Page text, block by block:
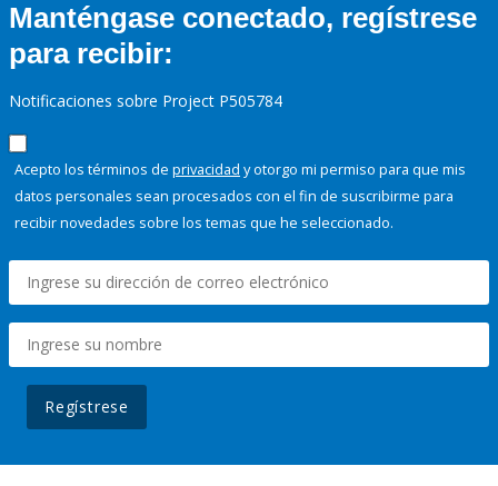
Manténgase conectado, regístrese
para recibir:
Notificaciones sobre Project P505784
Acepto los términos de privacidad y otorgo mi permiso para que mis
datos personales sean procesados con el fin de suscribirme para
recibir novedades sobre los temas que he seleccionado.
Regístrese